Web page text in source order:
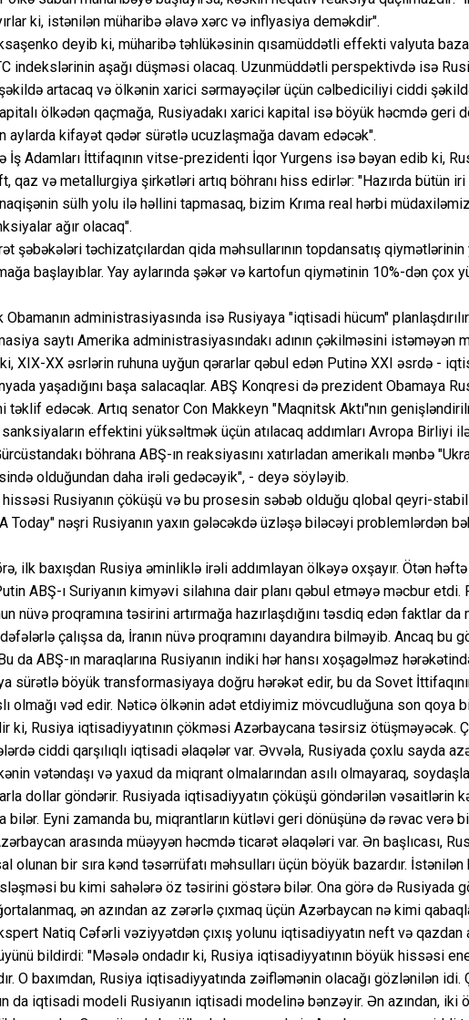
ki, istənilən müharibə əlavə xərc və inflyasiya deməkdir".
deyib ki, müharibə təhlükəsinin qısamüddətli effekti valyuta
indekslərinin aşağı düşməsi olacaq. Uzunmüddətli perspektivdə isə
artacaq və ölkənin xarici sərmayəçilər üçün cəlbediciliyi ciddi
ölkədən qaçmağa, Rusiyadakı xarici kapital isə böyük həcmdə geri
aylarda kifayət qədər sürətlə ucuzlaşmağa davam edəcək".
İş Adamları İttifaqının vitse-prezidenti İqor Yurgens isə bəyan edib ki,
qaz və metallurgiya şirkətləri artıq böhranı hiss edirlər: "Hazırda bütün
sülh yolu ilə həllini tapmasaq, bizim Krıma real hərbi
ağır olacaq".
şəbəkələri təchizatçılardan qida məhsullarının topdansatış
başlayıblar. Yay aylarında şəkər və kartofun qiymətinin 10%-dən çox
administrasiyasında isə Rusiyaya "iqtisadi hücum"
saytı Amerika administrasiyasındakı adının çəkilməsini istəməyən
XIX-XX əsrlərin ruhuna uyğun qərarlar qəbul edən Putinə XXI əsrdə -
yaşadığını başa salacaqlar. ABŞ Konqresi də prezident Obamaya
təklif edəcək. Artıq senator Con Makkeyn "Maqnitsk Aktı"nın
effektini yüksəltmək üçün atılacaq addımları Avropa Birliyi
böhrana ABŞ-ın reaksiyasını xatırladan amerikalı mənbə
olduğundan daha irəli gedəcəyik", - deyə söyləyib.
Rusiyanın çöküşü və bu prosesin səbəb olduğu qlobal qeyri-
Today" nəşri Rusiyanın yaxın gələcəkdə üzləşə biləcəyi problemlərdən
ilk baxışdan Rusiya əminliklə irəli addımlayan ölkəyə oxşayır. Ötən
ABŞ-ı Suriyanın kimyəvi silahına dair planı qəbul etməyə məcbur etdi.
nüvə proqramına təsirini artırmağa hazırlaşdığını təsdiq edən faktlar da
çalışsa da, İranın nüvə proqramını dayandıra bilməyib. Ancaq bu
da ABŞ-ın maraqlarına Rusiyanın indiki hər hansı xoşagəlməz
sürətlə böyük transformasiyaya doğru hərəkət edir, bu da Sovet
olmağı vəd edir. Nəticə ölkənin adət etdiyimiz mövcudluğuna son qoya
ki, Rusiya iqtisadiyyatının çökməsi Azərbaycana təsirsiz ötüşməyəcək.
ciddi qarşılıqlı iqtisadi əlaqələr var. Əvvəla, Rusiyada çoxlu sayda
vətəndaşı və yaxud da miqrant olmalarından asılı olmayaraq,
dollar göndərir. Rusiyada iqtisadiyyatın çöküşü göndərilən vəsaitlərin
bilər. Eyni zamanda bu, miqrantların kütləvi geri dönüşünə də rəvac verə
arasında müəyyən həcmdə ticarət əlaqələri var. Ən başlıcası,
olunan bir sıra kənd təsərrüfatı məhsulları üçün böyük bazardır. İstənilən
bu kimi sahələrə öz təsirini göstərə bilər. Ona görə də Rusiyada
ən azından az zərərlə çıxmaq üçün Azərbaycan nə kimi
Natiq Cəfərli vəziyyətdən çıxış yolunu iqtisadiyyatın neft və qazdan
bildirdi: "Məsələ ondadır ki, Rusiya iqtisadiyyatının böyük hissəsi
O baxımdan, Rusiya iqtisadiyyatında zəifləmənin olacağı gözlənilən
da iqtisadi modeli Rusiyanın iqtisadi modelinə bənzəyir. Ən azından, iki